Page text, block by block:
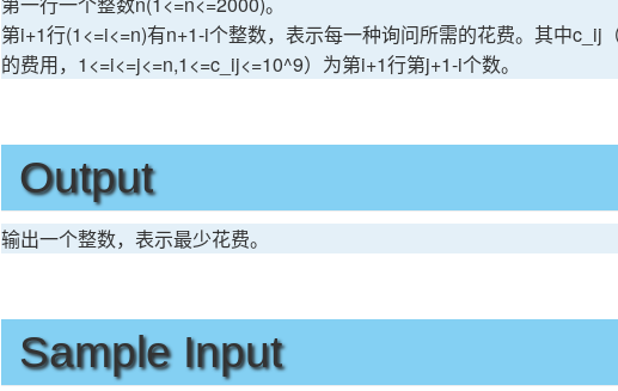
第i+1行(1<=i<=n)有n+1-i个整数，表示每一种询问所需的花费。其中c_ij
的费用，1<=i<=j<=n,1<=c_ij<=10^9）为第i+1行第j+1-i个数。
Output
输出一个整数，表示最少花费。
Sample Input